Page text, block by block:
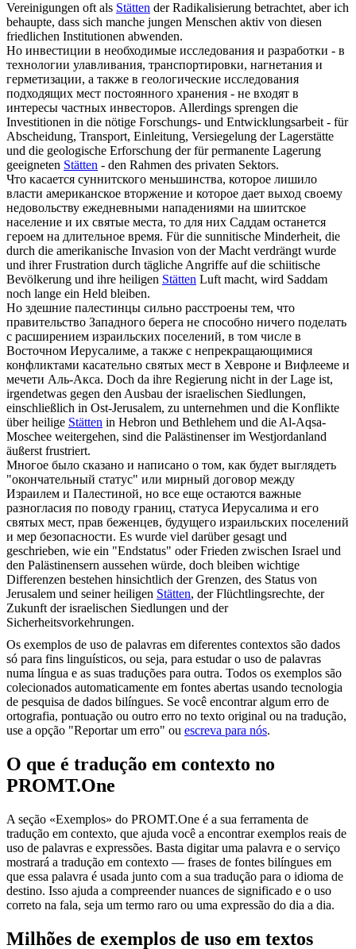
Vereinigungen oft als Stätten der Radikalisierung betrachtet, aber ich
behaupte, dass sich manche jungen Menschen aktiv von diesen
friedlichen Institutionen abwenden.
Но инвестиции в необходимые исследования и разработки - в
технологии улавливания, транспортировки, нагнетания и
герметизации, а также в геологические исследования
подходящих мест постоянного хранения - не входят в
интересы частных инвесторов. Allerdings sprengen die
Investitionen in die nötige Forschungs- und Entwicklungsarbeit - für
Abscheidung, Transport, Einleitung, Versiegelung der Lagerstätte
und die geologische Erforschung der für permanente Lagerung
geeigneten Stätten - den Rahmen des privaten Sektors.
Что касается суннитского меньшинства, которое лишило
власти американское вторжение и которое дает выход своему
недовольству ежедневными нападениями на шиитское
население и их святые места, то для них Саддам останется
героем на длительное время. Für die sunnitische Minderheit, die
durch die amerikanische Invasion von der Macht verdrängt wurde
und ihrer Frustration durch tägliche Angriffe auf die schiitische
Bevölkerung und ihre heiligen Stätten Luft macht, wird Saddam
noch lange ein Held bleiben.
Но здешние палестинцы сильно расстроены тем, что
правительство Западного берега не способно ничего поделать
с расширением израильских поселений, в том числе в
Восточном Иерусалиме, а также с непрекращающимися
конфликтами касательно святых мест в Хевроне и Вифлееме и
мечети Аль-Акса. Doch da ihre Regierung nicht in der Lage ist,
irgendetwas gegen den Ausbau der israelischen Siedlungen,
einschließlich in Ost-Jerusalem, zu unternehmen und die Konflikte
über heilige Stätten in Hebron und Bethlehem und die Al-Aqsa-
Moschee weitergehen, sind die Palästinenser im Westjordanland
äußerst frustriert.
Многое было сказано и написано о том, как будет выглядеть
"окончательный статус" или мирный договор между
Израилем и Палестиной, но все еще остаются важные
разногласия по поводу границ, статуса Иерусалима и его
святых мест, прав беженцев, будущего израильских поселений
и мер безопасности. Es wurde viel darüber gesagt und
geschrieben, wie ein "Endstatus" oder Frieden zwischen Israel und
den Palästinensern aussehen würde, doch bleiben wichtige
Differenzen bestehen hinsichtlich der Grenzen, des Status von
Jerusalem und seiner heiligen Stätten, der Flüchtlingsrechte, der
Zukunft der israelischen Siedlungen und der
Sicherheitsvorkehrungen.
Os exemplos de uso de palavras em diferentes contextos são dados
só para fins linguísticos, ou seja, para estudar o uso de palavras
numa língua e as suas traduções para outra. Todos os exemplos são
colecionados automaticamente em fontes abertas usando tecnologia
de pesquisa de dados bilíngues. Se você encontrar algum erro de
ortografia, pontuação ou outro erro no texto original ou na tradução,
use a opção "Reportar um erro" ou escreva para nós.
O que é tradução em contexto no
PROMT.One
A seção «Exemplos» do PROMT.One é a sua ferramenta de
tradução em contexto, que ajuda você a encontrar exemplos reais de
uso de palavras e expressões. Basta digitar uma palavra e o serviço
mostrará a tradução em contexto — frases de fontes bilíngues em
que essa palavra é usada junto com a sua tradução para o idioma de
destino. Isso ajuda a compreender nuances de significado e o uso
correto na fala, seja um termo raro ou uma expressão do dia a dia.
Milhões de exemplos de uso em textos